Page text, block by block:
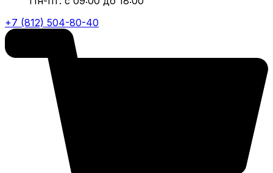
+7 (812) 504-80-40